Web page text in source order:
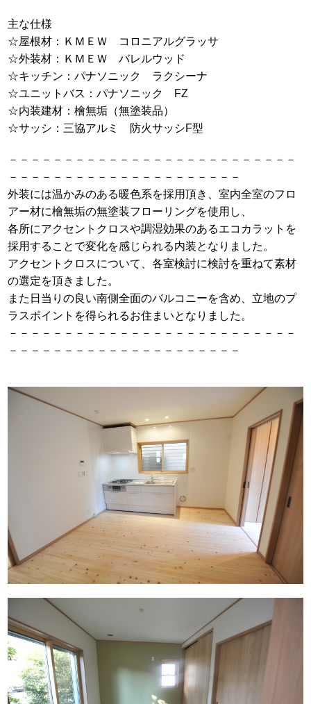
主な仕様
☆屋根材：ＫＭＥＷ コロニアルグラッサ
☆外装材：ＫＭＥＷ バレルウッド
☆キッチン：パナソニック ラクシーナ
☆ユニットバス：パナソニック FZ
☆内装建材：檜無垢（無塗装品）
☆サッシ：三協アルミ 防火サッシF型
－－－－－－－－－－－－－－－－－－－－－－－－－－
－－－－－－－－－－－－－－－－－－－－－
外装には温かみのある暖色系を採用頂き、室内全室のフロ
アー材に檜無垢の無塗装フローリングを使用し、
各所にアクセントクロスや調湿効果のあるエコカラットを
採用することで変化を感じられる内装となりました。
アクセントクロスについて、各室検討に検討を重ねて素材
の選定を頂きました。
また日当りの良い南側全面のバルコニーを含め、立地のプ
ラスポイントを得られるお住まいとなりました。
－－－－－－－－－－－－－－－－－－－－－－－－－－
－－－－－－－－－－－－－－－－－－－－－